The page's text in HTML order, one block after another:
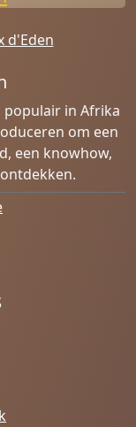
d'Eden
populair in Afrika
om een
een knowhow,